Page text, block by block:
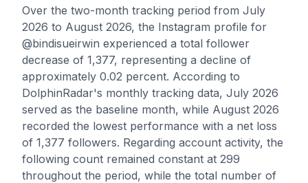
Over the two-month tracking period from July
2026 to August 2026, the Instagram profile for
@bindisueirwin experienced a total follower
decrease of 1,377, representing a decline of
approximately 0.02 percent. According to
DolphinRadar's monthly tracking data, July 2026
served as the baseline month, while August 2026
recorded the lowest performance with a net loss
of 1,377 followers. Regarding account activity, the
following count remained constant at 299
throughout the period, while the total number of